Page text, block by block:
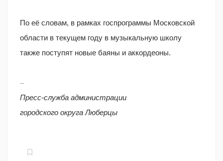
По её словам, в рамках госпрограммы Московской
области в текущем году в музыкальную школу
также поступят новые баяны и аккордеоны.
--
Пресс-служба администрации
городского округа Люберцы